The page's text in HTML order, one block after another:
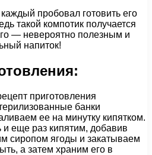
пробовал готовить его
такой компотик получается
— невероятно полезным и
напиток!
приготовления
банки
ее на минутку кипятком.
еще раз кипятим, добавив
сиропом ягоды и закатываем
а затем храним его в